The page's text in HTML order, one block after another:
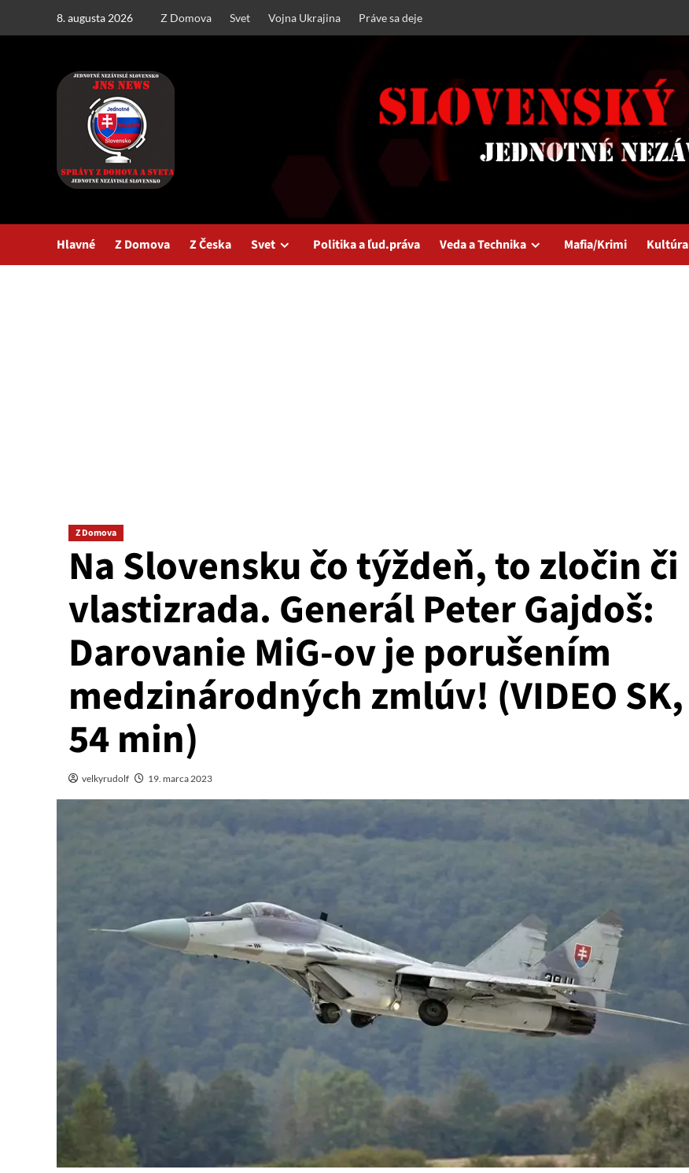
8. augusta 2026 Z Domova Svet Vojna Ukrajina Práve sa deje
Hlavné Z Domova Z Česka Svet Politika a ľud.práva Veda a Technika Mafia/Krimi Kultúra
Z Domova
Na Slovensku čo týždeň, to zločin či
vlastizrada. Generál Peter Gajdoš:
Darovanie MiG-ov je porušením
medzinárodných zmlúv! (VIDEO SK,
54 min)
velkyrudolf 19. marca 2023